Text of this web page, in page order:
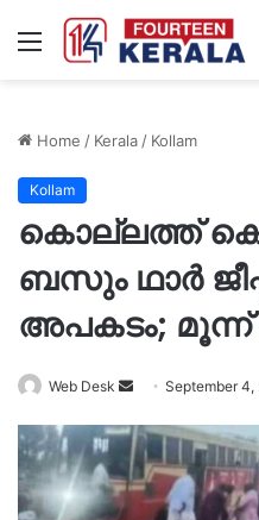
Menu
Home / Kerala/ Kollam
Kollam
കൊല്ലത്ത്
ബസും ഥാർ
അപകടം; മൂന്ന്
Web Desk
Send
email
September 4,